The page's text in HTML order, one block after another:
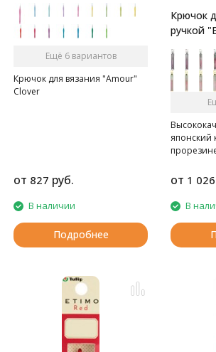
Ещё 6 вариантов
Крючок для вязания "Amour"
Clover
от 827 руб.
В наличии
Подробнее
Крючок
ручкой
японский
от 1 026
В